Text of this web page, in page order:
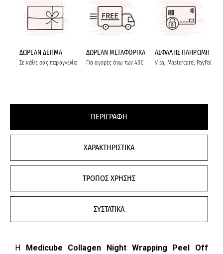
ΔΩΡΕΑΝ ΔΕΙΓΜΑ
Σε κάθε σας παραγγελία
ΔΩΡΕΑΝ ΜΕΤΑΦΟΡΙΚΑ
Για αγορές άνω των 40€
ΑΣΦΑΛΗΣ ΠΛΗΡΩΜΗ
Visa, Mastercard, PayPal
ΠΕΡΙΓΡΑΦΗ
ΧΑΡΑΚΤΗΡΙΣΤΙΚΑ
ΤΡΟΠΟΣ ΧΡΗΣΗΣ
ΣΥΣΤΑΤΙΚΑ
Η Medicube Collagen Night Wrapping Peel Off